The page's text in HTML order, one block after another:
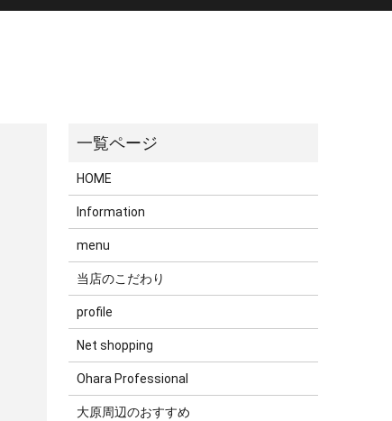
HOME
Information
menu
当店のこだわり
profile
Net shopping
Ohara Professional
大原周辺のおすすめ